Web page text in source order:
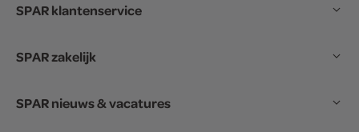
SPAR klantenservice
SPAR zakelijk
SPAR nieuws & vacatures